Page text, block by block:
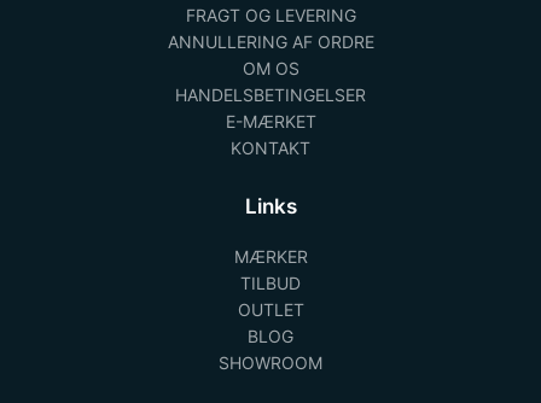
FRAGT OG LEVERING
ANNULLERING AF ORDRE
OM OS
HANDELSBETINGELSER
E-MÆRKET
KONTAKT
Links
MÆRKER
TILBUD
OUTLET
BLOG
SHOWROOM